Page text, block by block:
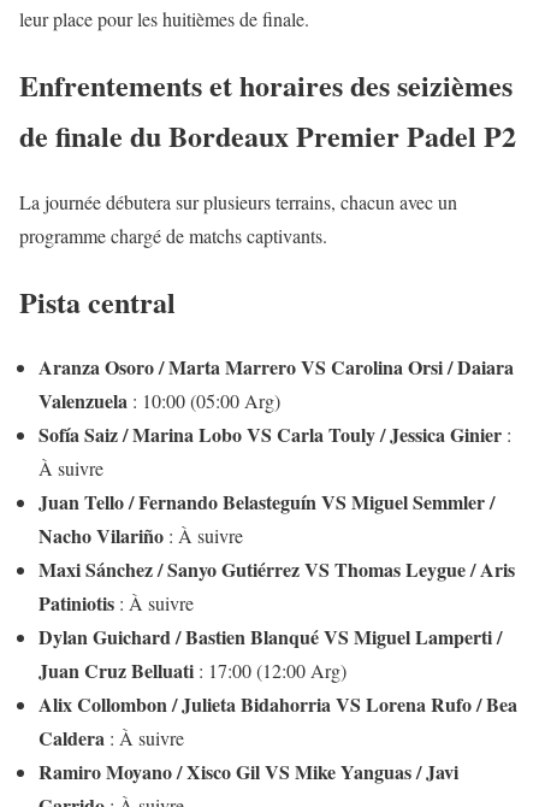
leur place pour les huitièmes de finale.
Enfrentements et horaires des seizièmes
de finale du Bordeaux Premier Padel P2
La journée débutera sur plusieurs terrains, chacun avec un
programme chargé de matchs captivants.
Pista central
Aranza Osoro / Marta Marrero VS Carolina Orsi / Daiara
Valenzuela : 10:00 (05:00 Arg)
Sofía Saiz / Marina Lobo VS Carla Touly / Jessica Ginier :
À suivre
Juan Tello / Fernando Belasteguín VS Miguel Semmler /
Nacho Vilariño : À suivre
Maxi Sánchez / Sanyo Gutiérrez VS Thomas Leygue / Aris
Patiniotis : À suivre
Dylan Guichard / Bastien Blanqué VS Miguel Lamperti /
Juan Cruz Belluati : 17:00 (12:00 Arg)
Alix Collombon / Julieta Bidahorria VS Lorena Rufo / Bea
Caldera : À suivre
Ramiro Moyano / Xisco Gil VS Mike Yanguas / Javi